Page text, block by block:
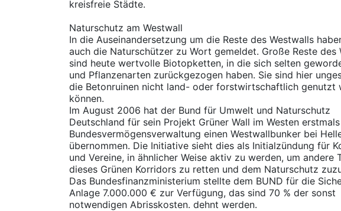
kreisfreie Städte.
Naturschutz am Westwall
In die Auseinandersetzung um die Reste des Westwalls
auch die Naturschützer zu Wort gemeldet. Große Reste des
sind heute wertvolle Biotopketten, in die sich selten
und Pflanzenarten zurückgezogen haben. Sie sind hier
die Betonruinen nicht land- oder forstwirtschaftlich genutzt
können.
Im August 2006 hat der Bund für Umwelt und Naturschutz
Deutschland für sein Projekt Grüner Wall im Westen
Bundesvermögensverwaltung einen Westwallbunker bei
übernommen. Die Initiative sieht dies als Initialzündung für
und Vereine, in ähnlicher Weise aktiv zu werden, um andere
dieses Grünen Korridors zu retten und dem Naturschutz
Das Bundesfinanzministerium stellte dem BUND für die
Anlage 7.000.000 € zur Verfügung, das sind 70 % der sonst
notwendigen Abrisskosten. dehnt werden.